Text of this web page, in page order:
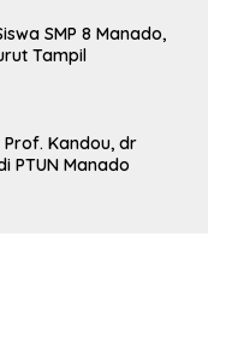
SMP 8 Manado,
Tampil
Prof. Kandou, dr
PTUN Manado